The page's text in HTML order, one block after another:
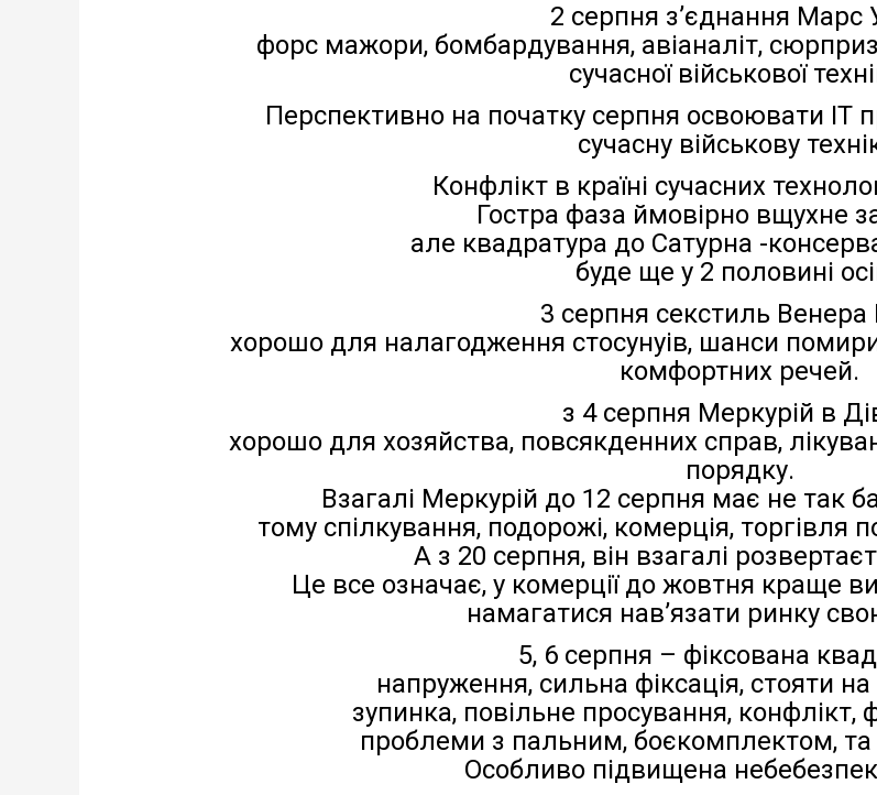
2 серпня з’єднання Марс
форс мажори, бомбардування, авіаналіт,
сучасної військової
Перспективно на початку серпня освоювати IT
сучасну військову
Конфлікт в країні сучасних
Гостра фаза ймовірно вщухне
але квадратура до Сатурна -
буде ще у 2 половині
3 серпня секстиль
хорошо для налагодження стосунуів, шанси
комфортних речей.
з 4 серпня Меркурій в
хорошо для хозяйства, повсякденних справ,
порядку.
Взагалі Меркурій до 12 серпня має не так
тому спілкування, подорожі, комерція, торгівля
А з 20 серпня, він взагалі
Це все означає, у комерції до жовтня краще
намагатися нав’язати ринку
5, 6 серпня – фіксована
напруження, сильна фіксація, стояти на
зупинка, повільне просування, конфлікт,
проблеми з пальним, боєкомплектом,
Особливо підвищена